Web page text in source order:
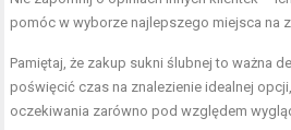
pomóc w wyborze najlepszego miejsca na
Pamiętaj, że zakup sukni ślubnej to ważna
poświęcić czas na znalezienie idealnej
oczekiwania zarówno pod względem